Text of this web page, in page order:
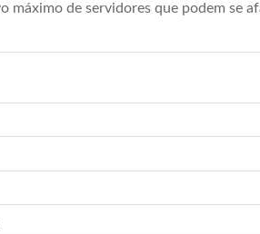
máximo de servidores que podem se